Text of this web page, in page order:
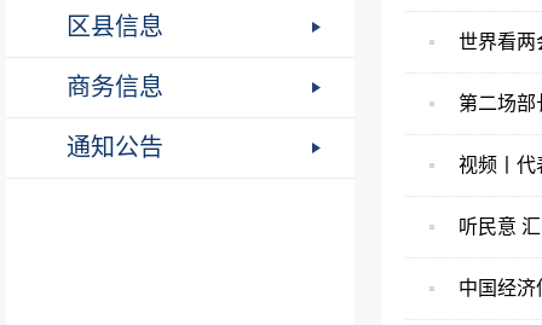
区县信息
商务信息
通知公告
世界看两
第二场部
视频丨代
听民意
中国经济